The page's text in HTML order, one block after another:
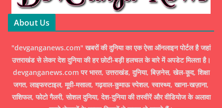
About Us
"devganganews.com" खबरों की दुनिया का एक ऐसा ऑनलाइन पोर्टल है जहां
उत्तराखंड से लेकर देश दुनिया की हर छोटी-बड़ी हलचल के बारे में अपडेट मिलता है।
devganganews.com पर भारत, उत्तराखंड, दुनिया, बिज़नेस, खेल-कूद, शिक्षा
जगत, लाइफस्टाइल, मूवी-मसाला, गढ़वाल-कुमाऊ स्पेशल, स्वास्थ्य, खाना-खज़ाना,
राशिफल, फोटो गैलरी, सोशल दुनिया, देश-दुनिया की तस्वीरें और वीडियोज के अलावा